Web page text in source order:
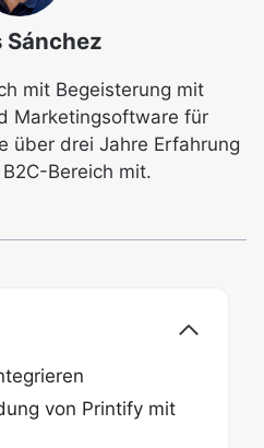
Sánchez
mit Begeisterung mit
Marketingsoftware für
über drei Jahre Erfahrung
Bereich mit.
von Printify mit